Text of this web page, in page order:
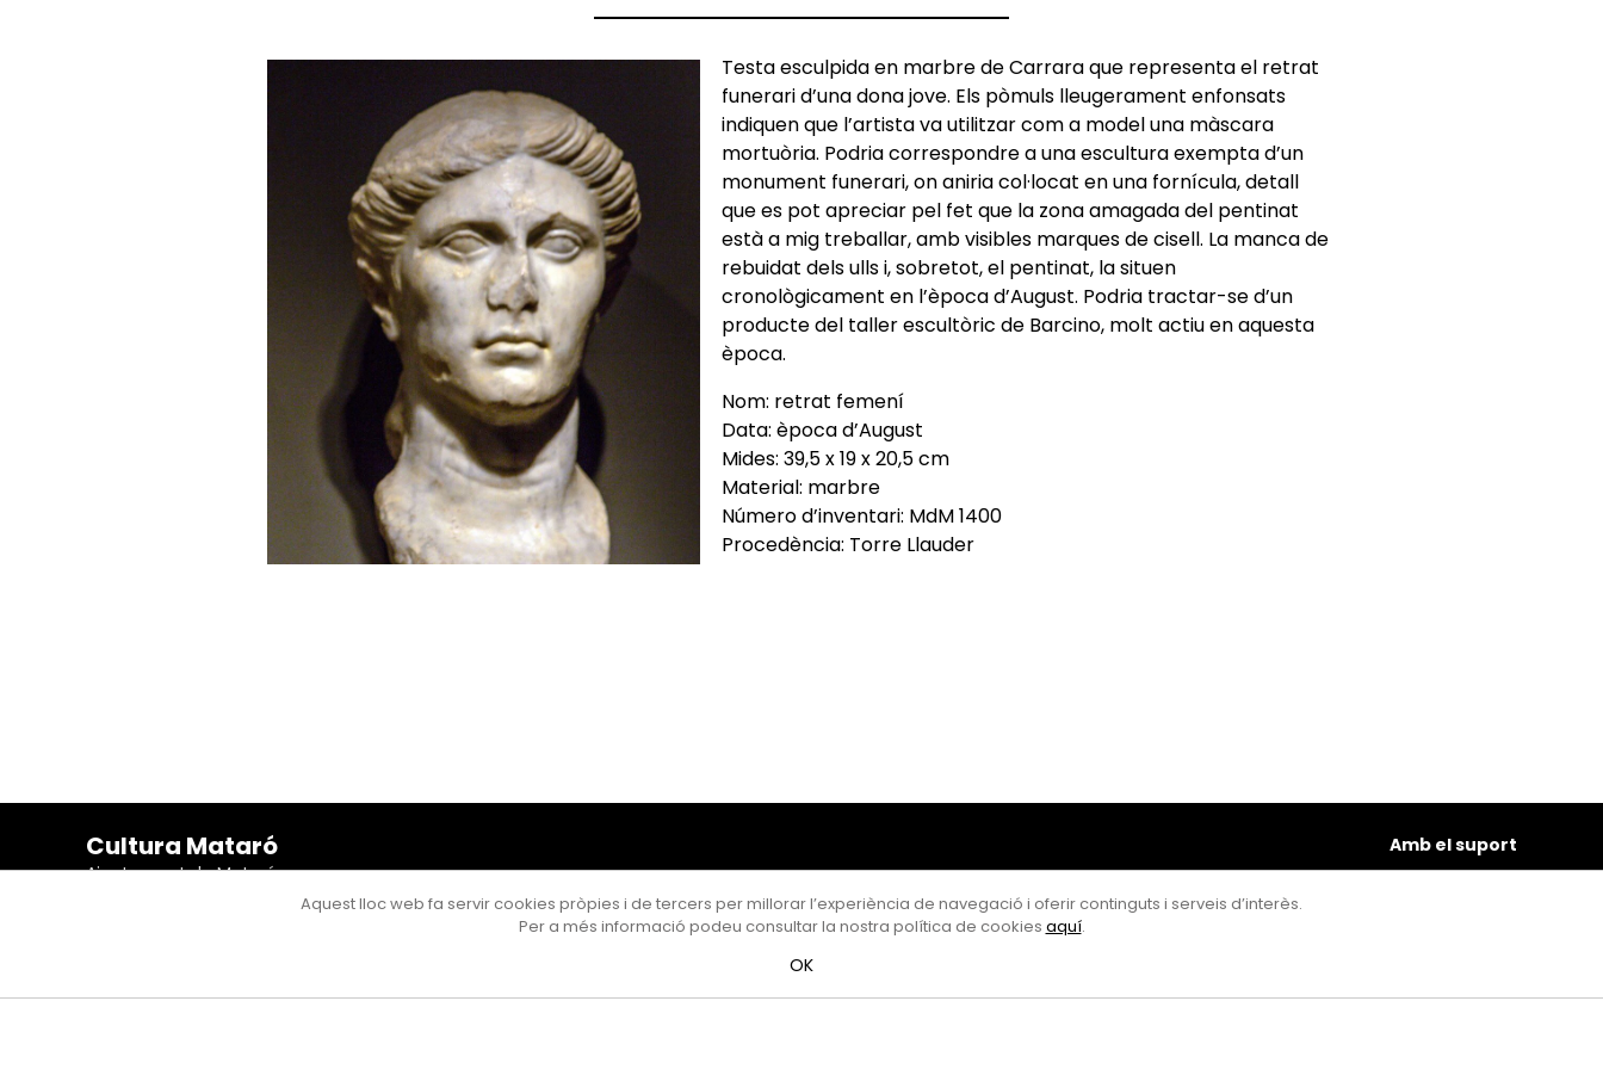
Testa esculpida en marbre de Carrara que representa el retrat
funerari d’una dona jove. Els pòmuls lleugerament enfonsats
indiquen que l’artista va utilitzar com a model una màscara
mortuòria. Podria correspondre a una escultura exempta d’un
monument funerari, on aniria col·locat en una fornícula, detall
que es pot apreciar pel fet que la zona amagada del pentinat
està a mig treballar, amb visibles marques de cisell. La manca de
rebuidat dels ulls i, sobretot, el pentinat, la situen
cronològicament en l’època d’August. Podria tractar-se d’un
producte del taller escultòric de Barcino, molt actiu en aquesta
època.
Nom: retrat femení
Data: època d’August
Mides: 39,5 x 19 x 20,5 cm
Material: marbre
Número d’inventari: MdM 1400
Procedència: Torre Llauder
Cultura Mataró
Ajuntament de Mataró
C. de Sant Josep, 9 (Mataró, 08302)
Horari d'obertura: dilluns, dimecres i divendres de 10 a
Bústia ciutadana
Amb el suport
Aquest lloc web fa servir cookies pròpies i de tercers per millorar l’experiència de navegació i oferir continguts i serveis d’interès.
Per a més informació podeu consultar la nostra política de cookies aquí.
OK